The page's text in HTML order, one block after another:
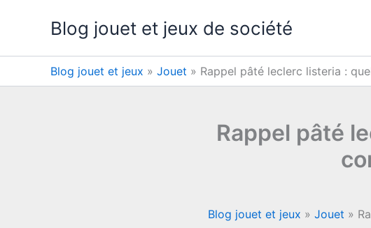
Blog jouet et jeux de société
Blog jouet et jeux » Jouet » Rappel pâté leclerc listeria :
Rappel pâté
Blog jouet et jeux » Jouet »